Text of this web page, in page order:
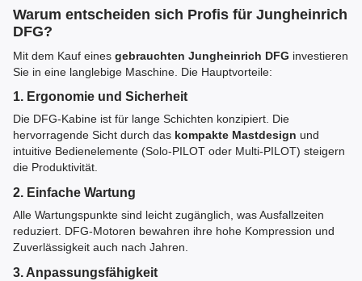
Warum entscheiden sich Profis für Jungheinrich
DFG?
Mit dem Kauf eines gebrauchten Jungheinrich DFG investieren
Sie in eine langlebige Maschine. Die Hauptvorteile:
1. Ergonomie und Sicherheit
Die DFG-Kabine ist für lange Schichten konzipiert. Die
hervorragende Sicht durch das kompakte Mastdesign und
intuitive Bedienelemente (Solo-PILOT oder Multi-PILOT) steigern
die Produktivität.
2. Einfache Wartung
Alle Wartungspunkte sind leicht zugänglich, was Ausfallzeiten
reduziert. DFG-Motoren bewahren ihre hohe Kompression und
Zuverlässigkeit auch nach Jahren.
3. Anpassungsfähigkeit